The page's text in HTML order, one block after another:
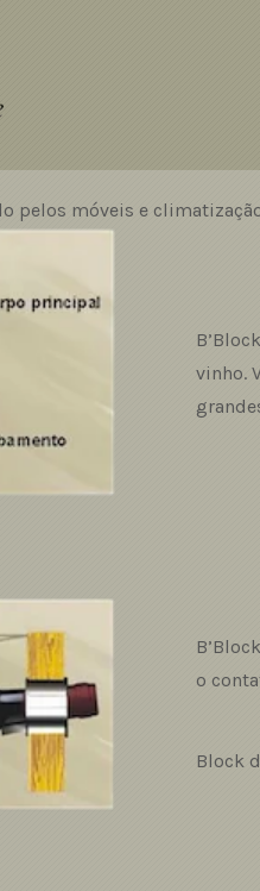
pelos móveis e
vinho.
o
Block